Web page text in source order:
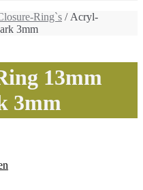
Ring`s / Acryl-
3mm
13mm
3mm